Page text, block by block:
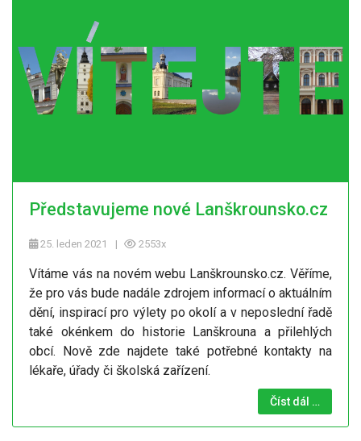
Představujeme nové Lanškrounsko.cz
25. leden 2021 2553x
Vítáme vás na novém webu Lanškrounsko.cz. Věříme,
že pro vás bude nadále zdrojem informací o aktuálním
dění, inspirací pro výlety po okolí a v neposlední řadě
také okénkem do historie Lanškrouna a přilehlých
obcí. Nově zde najdete také potřebné kontakty na
lékaře, úřady či školská zařízení.
Číst dál …